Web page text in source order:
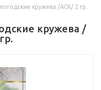
кружева /АСК/ 2 гр.
кружева /